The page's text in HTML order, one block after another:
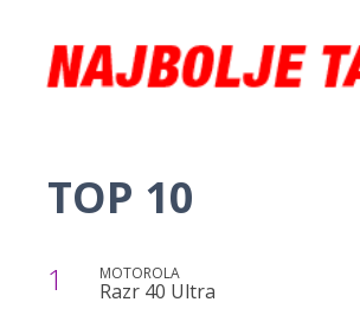
TOP 10
1 MOTOROLA
Razr 40 Ultra